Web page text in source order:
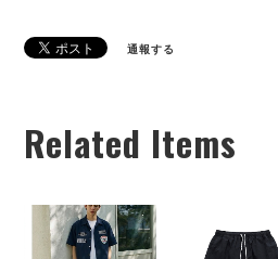
通報する
Related Items